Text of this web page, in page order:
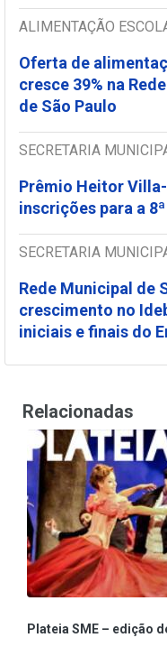
ALIMENTAÇÃO
Oferta de
cresce 39% na
de São Paulo
SECRETARIA
Prêmio Heitor
inscrições para a
SECRETARIA
Rede Municipal de
crescimento no
iniciais e finais do
Relacionadas
Plateia SME – edição